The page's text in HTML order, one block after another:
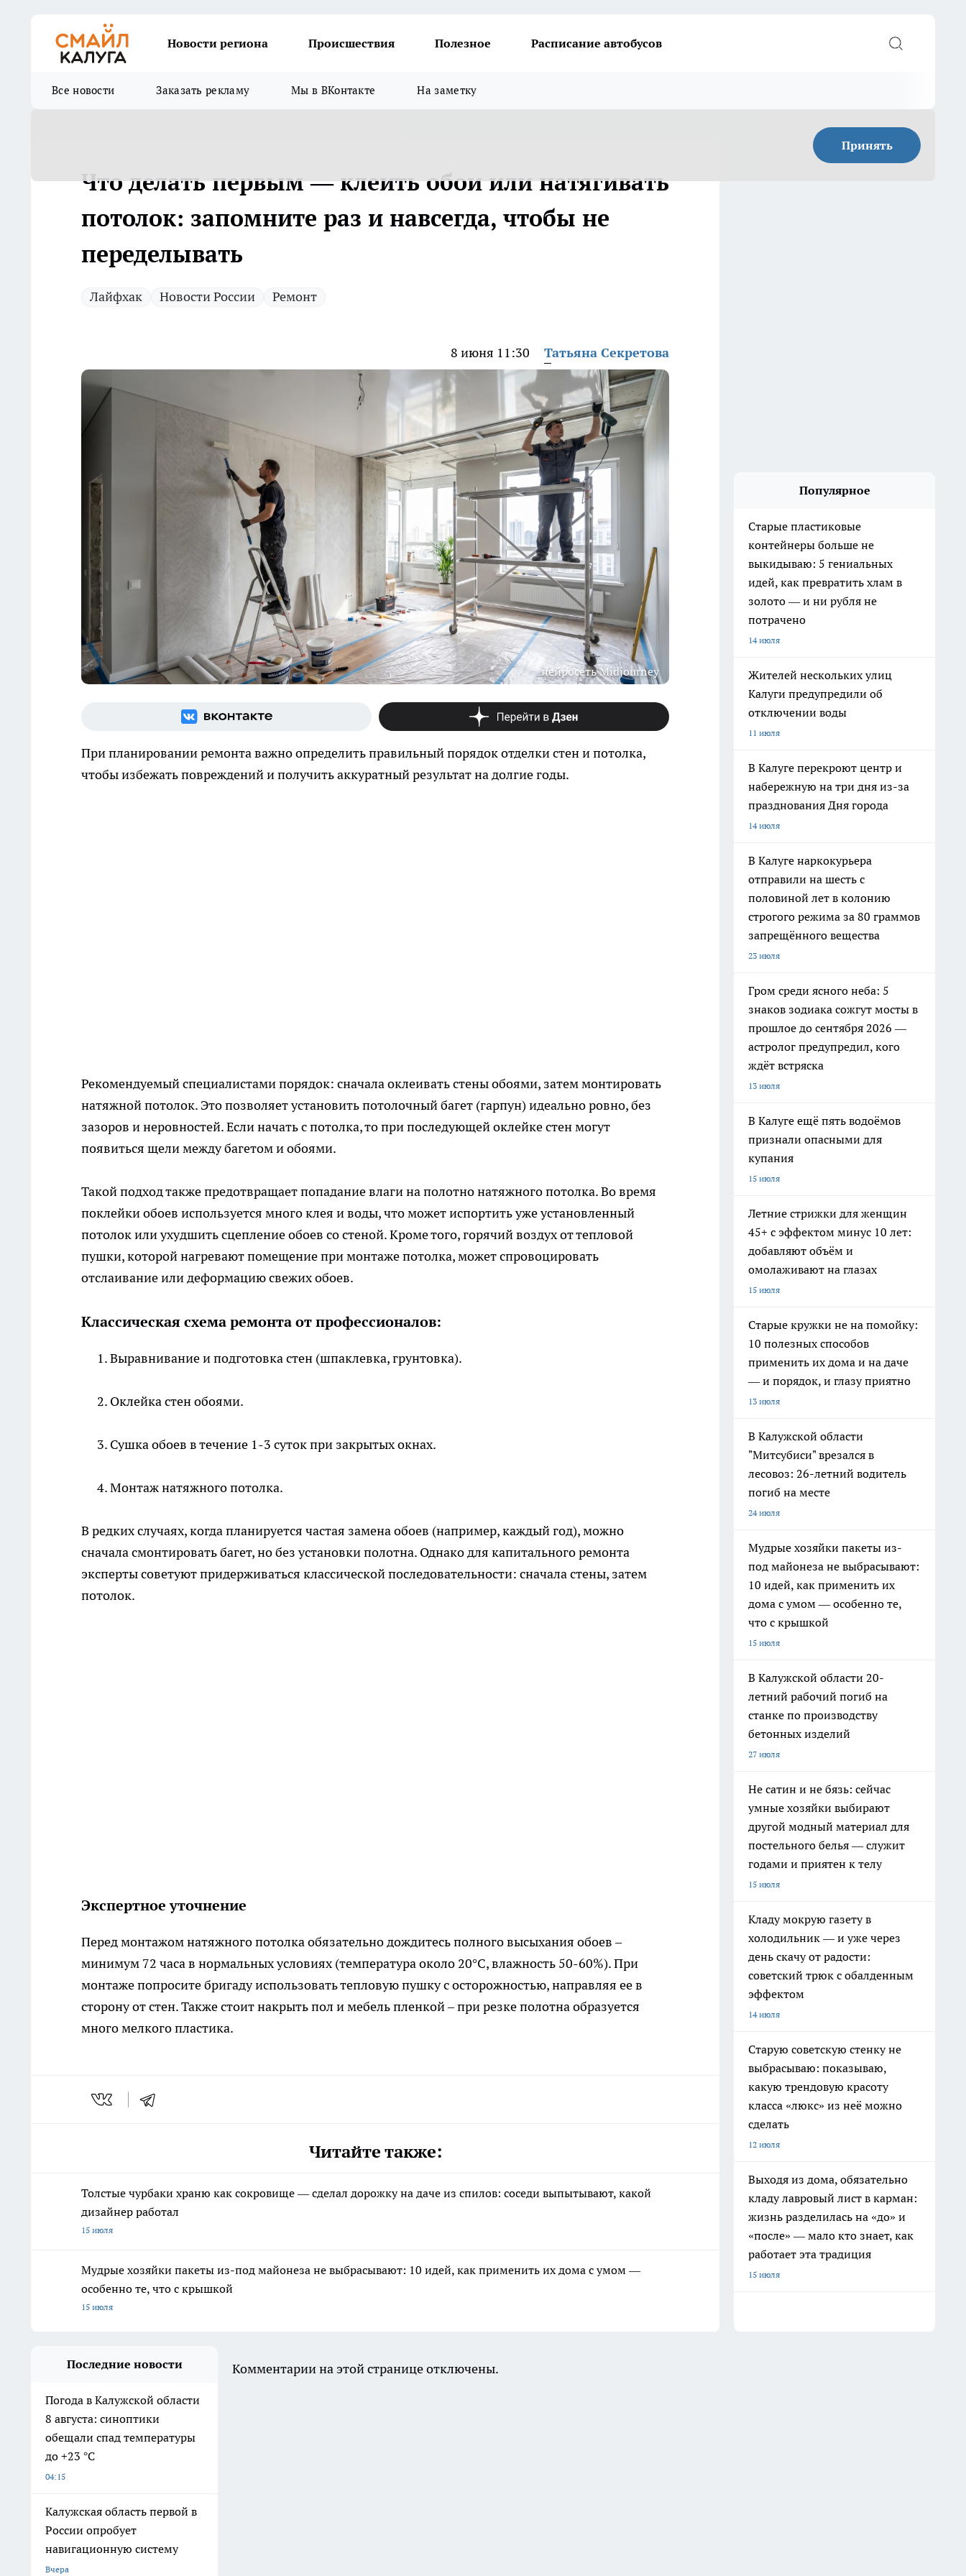
Новости региона Происшествия Полезное Расписание автобусов
Все новости Заказать рекламу Мы в ВКонтакте На заметку
Принять
Что делать первым — клеить обои или натягивать
потолок: запомните раз и навсегда, чтобы не
переделывать
Лайфхак Новости России Ремонт
8 июня 11:30 Татьяна Секретова
нейросеть Midjourney
При планировании ремонта важно определить правильный порядок отделки стен и потолка,
чтобы избежать повреждений и получить аккуратный результат на долгие годы.
Рекомендуемый специалистами порядок: сначала оклеивать стены обоями, затем монтировать
натяжной потолок. Это позволяет установить потолочный багет (гарпун) идеально ровно, без
зазоров и неровностей. Если начать с потолка, то при последующей оклейке стен могут
появиться щели между багетом и обоями.
Такой подход также предотвращает попадание влаги на полотно натяжного потолка. Во время
поклейки обоев используется много клея и воды, что может испортить уже установленный
потолок или ухудшить сцепление обоев со стеной. Кроме того, горячий воздух от тепловой
пушки, которой нагревают помещение при монтаже потолка, может спровоцировать
отслаивание или деформацию свежих обоев.
Классическая схема ремонта от профессионалов:
Выравнивание и подготовка стен (шпаклевка, грунтовка).
Оклейка стен обоями.
Сушка обоев в течение 1-3 суток при закрытых окнах.
Монтаж натяжного потолка.
В редких случаях, когда планируется частая замена обоев (например, каждый год), можно
сначала смонтировать багет, но без установки полотна. Однако для капитального ремонта
эксперты советуют придерживаться классической последовательности: сначала стены, затем
потолок.
Экспертное уточнение
Перед монтажом натяжного потолка обязательно дождитесь полного высыхания обоев –
минимум 72 часа в нормальных условиях (температура около 20°C, влажность 50-60%). При
монтаже попросите бригаду использовать тепловую пушку с осторожностью, направляя ее в
сторону от стен. Также стоит накрыть пол и мебель пленкой – при резке полотна образуется
много мелкого пластика.
Читайте также:
Толстые чурбаки храню как сокровище — сделал дорожку на даче из спилов: соседи выпытывают, какой
дизайнер работал
15 июля
Мудрые хозяйки пакеты из-под майонеза не выбрасывают: 10 идей, как применить их дома с умом —
особенно те, что с крышкой
15 июля
Популярное
Старые пластиковые
контейнеры больше не
выкидываю: 5 гениальных
идей, как превратить хлам в
золото — и ни рубля не
потрачено
14 июля
Жителей нескольких улиц
Калуги предупредили об
отключении воды
11 июля
В Калуге перекроют центр и
набережную на три дня из-за
празднования Дня города
14 июля
В Калуге наркокурьера
отправили на шесть с
половиной лет в колонию
строгого режима за 80 граммов
запрещённого вещества
23 июля
Гром среди ясного неба: 5
знаков зодиака сожгут мосты в
прошлое до сентября 2026 —
астролог предупредил, кого
ждёт встряска
13 июля
В Калуге ещё пять водоёмов
признали опасными для
купания
15 июля
Летние стрижки для женщин
45+ с эффектом минус 10 лет:
добавляют объём и
омолаживают на глазах
15 июля
Старые кружки не на помойку:
10 полезных способов
применить их дома и на даче
— и порядок, и глазу приятно
13 июля
В Калужской области
"Митсубиси" врезался в
лесовоз: 26-летний водитель
погиб на месте
24 июля
Мудрые хозяйки пакеты из-
под майонеза не выбрасывают:
10 идей, как применить их
дома с умом — особенно те,
что с крышкой
15 июля
В Калужской области 20-
летний рабочий погиб на
станке по производству
бетонных изделий
27 июля
Не сатин и не бязь: сейчас
умные хозяйки выбирают
другой модный материал для
постельного белья — служит
годами и приятен к телу
15 июля
Кладу мокрую газету в
холодильник — и уже через
день скачу от радости:
советский трюк с обалденным
эффектом
14 июля
Старую советскую стенку не
выбрасываю: показываю,
какую трендовую красоту
класса «люкс» из неё можно
сделать
12 июля
Выходя из дома, обязательно
кладу лавровый лист в карман:
жизнь разделилась на «до» и
«после» — мало кто знает, как
работает эта традиция
15 июля
Последние новости
Погода в Калужской области
8 августа: синоптики
обещали спад температуры
до +23 °C
04:15
Калужская область первой в
России опробует
навигационную систему
Вчера
Комментарии на этой странице отключены.